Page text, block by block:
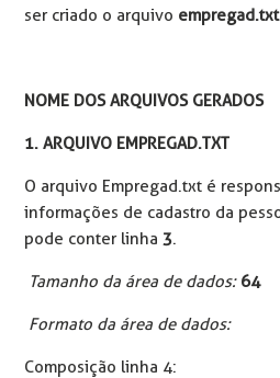
ser criado o arquivo empregad.txt
NOME DOS ARQUIVOS GERADOS
1. ARQUIVO EMPREGAD.TXT
O arquivo Empregad.txt é
informações de cadastro da
pode conter linha 3.
Tamanho da área de dados: 64
Formato da área de dados:
Composição linha 4: